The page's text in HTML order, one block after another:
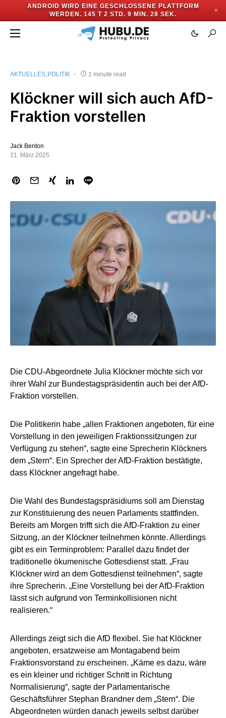
ANDROID WIRD EINE GESCHLOSSENE PLATTFORM
WERDEN. 145 T 2 STD. 9 MIN. 27 SEK.
✕
AKTUELLES POLITIK 1 minute read
Klöckner will sich auch AfD-
Fraktion vorstellen
Jack Benton
21. März 2025
Die CDU-Abgeordnete Julia Klöckner möchte sich vor
ihrer Wahl zur Bundestagspräsidentin auch bei der AfD-
Fraktion vorstellen.
Die Politikerin habe „allen Fraktionen angeboten, für eine
Vorstellung in den jeweiligen Fraktionssitzungen zur
Verfügung zu stehen“, sagte eine Sprecherin Klöckners
dem „Stern“. Ein Sprecher der AfD-Fraktion bestätigte,
dass Klöckner angefragt habe.
Die Wahl des Bundestagspräsidiums soll am Dienstag
zur Konstituierung des neuen Parlaments stattfinden.
Bereits am Morgen trifft sich die AfD-Fraktion zu einer
Sitzung, an der Klöckner teilnehmen könnte. Allerdings
gibt es ein Terminproblem: Parallel dazu findet der
traditionelle ökumenische Gottesdienst statt. „Frau
Klöckner wird an dem Gottesdienst teilnehmen“, sagte
ihre Sprecherin. „Eine Vorstellung bei der AfD-Fraktion
lässt sich aufgrund von Terminkollisionen nicht
realisieren.“
Allerdings zeigt sich die AfD flexibel. Sie hat Klöckner
angeboten, ersatzweise am Montagabend beim
Fraktionsvorstand zu erscheinen. „Käme es dazu, wäre
es ein kleiner und richtiger Schritt in Richtung
Normalisierung“, sagte der Parlamentarische
Geschäftsführer Stephan Brandner dem „Stern“. Die
Abgeordneten würden danach jeweils selbst darüber